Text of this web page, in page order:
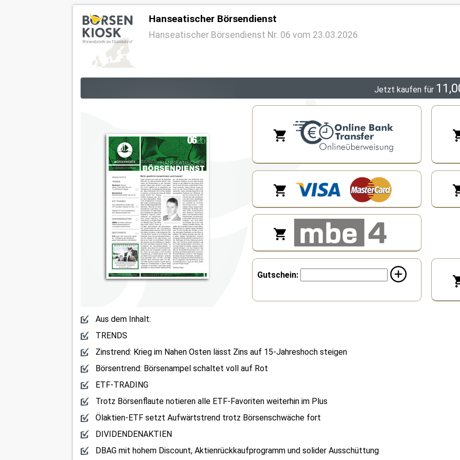
Hanseatischer Börsendienst
Hanseatischer Börsendienst Nr. 06 vom 23.03.2026
Jetzt kaufen für
Billing by online Banking
Gutschein:
Aus dem Inhalt:
TRENDS
Zinstrend: Krieg im Nahen Osten lässt Zins auf 15-Jahreshoch steigen
Börsentrend: Börsenampel schaltet voll auf Rot
ETF-TRADING
Trotz Börsenflaute notieren alle ETF-Favoriten weiterhin im Plus
Ölaktien-ETF setzt Aufwärtstrend trotz Börsenschwäche fort
DIVIDENDENAKTIEN
DBAG mit hohem Discount, Aktienrückkaufprogramm und solider Ausschüttung